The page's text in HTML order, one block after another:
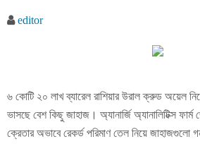
editor
৬ কোটি ২০ লাখ ব্যারেল রাশিয়ার উরাল ক্রুড অয়েল
ভাসছে বেশ কিছু জাহাজ। অ্যানার্জি অ্যানালিটিক্স
ক্রেতার অভাবে রেকর্ড পরিমাণ তেল নিয়ে জাহাজগুলো